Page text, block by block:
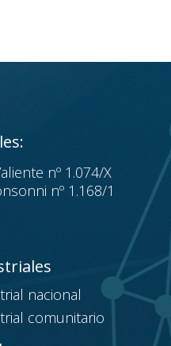
nº 1.074/X
nº 1.168/1
nacional
comunitario